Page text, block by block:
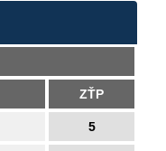
ZŤP
5